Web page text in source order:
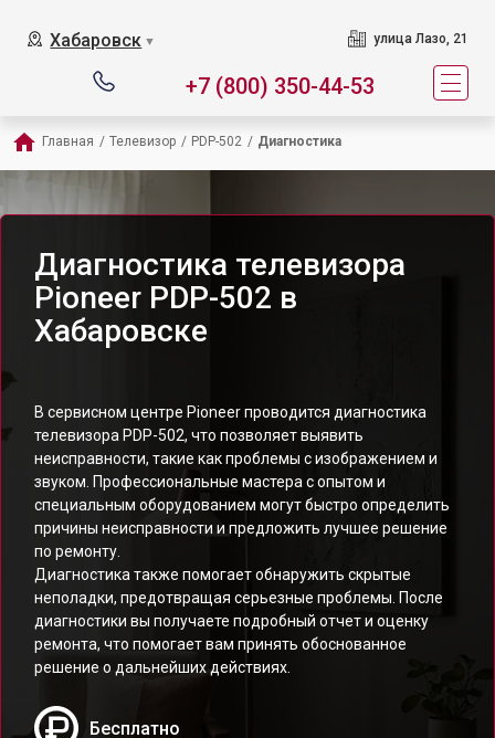
Хабаровск ▼ улица Лазо, 21
+7 (800) 350-44-53
Главная / Телевизор / PDP-502 / Диагностика
Диагностика телевизора
Pioneer PDP-502 в
Хабаровске
В сервисном центре Pioneer проводится диагностика
телевизора PDP-502, что позволяет выявить
неисправности, такие как проблемы с изображением и
звуком. Профессиональные мастера с опытом и
специальным оборудованием могут быстро определить
причины неисправности и предложить лучшее решение
по ремонту.
Диагностика также помогает обнаружить скрытые
неполадки, предотвращая серьезные проблемы. После
диагностики вы получаете подробный отчет и оценку
ремонта, что помогает вам принять обоснованное
решение о дальнейших действиях.
Бесплатно